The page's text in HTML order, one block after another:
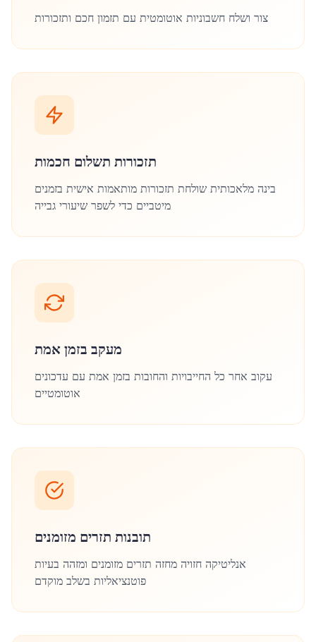
צור ושלח חשבוניות אוטומטית עם תזמון חכם ותזכורות
תזכורות תשלום חכמות
בינה מלאכותית שולחת תזכורות מותאמות אישית בזמנים
מיטביים כדי לשפר שיעורי גבייה
מעקב בזמן אמת
עקוב אחר כל החייבויות והחובות בזמן אמת עם עדכונים
אוטומטיים
תובנות תזרים מזומנים
אנליטיקה חזויה מחזה תזרים מזומנים ומזהה בעיות
פוטנציאליות בשלב מוקדם